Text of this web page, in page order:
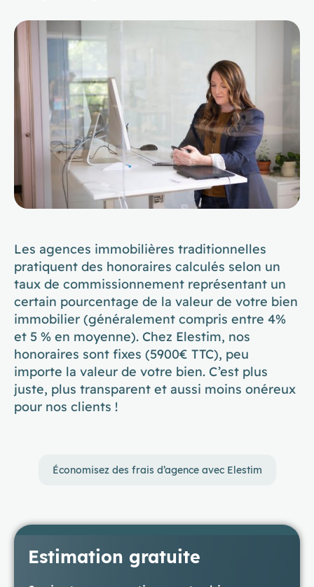
Les agences immobilières traditionnelles
pratiquent des honoraires calculés selon un
taux de commissionnement représentant un
certain pourcentage de la valeur de votre bien
immobilier (généralement compris entre 4%
et 5 % en moyenne). Chez Elestim, nos
honoraires sont fixes (5900€ TTC), peu
importe la valeur de votre bien. C’est plus
juste, plus transparent et aussi moins onéreux
pour nos clients !
Économisez des frais d’agence avec Elestim
Estimation gratuite